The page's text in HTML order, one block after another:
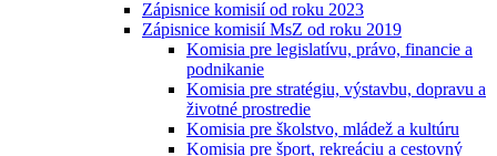
Zápisnice komisií od roku 2023
Zápisnice komisií MsZ od roku 2019
Komisia pre legislatívu, právo, financie a
podnikanie
Komisia pre stratégiu, výstavbu, dopravu a
životné prostredie
Komisia pre školstvo, mládež a kultúru
Komisia pre šport, rekreáciu a cestovný